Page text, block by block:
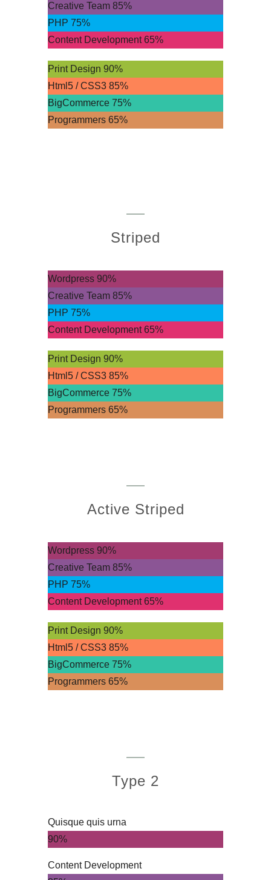
Creative Team 85%
PHP 75%
Content Development65%
Print Design 90%
Html5 / CSS3 85%
BigCommerce 75%
Programmers 65%
Striped
Wordpress 90%
Creative Team 85%
PHP 75%
Content Development65%
Print Design 90%
Html5 / CSS3 85%
BigCommerce 75%
Programmers 65%
Active Striped
Wordpress 90%
Creative Team 85%
PHP 75%
Content Development65%
Print Design 90%
Html5 / CSS3 85%
BigCommerce 75%
Programmers 65%
Type 2
Quisque quis urna
90%
Content Development